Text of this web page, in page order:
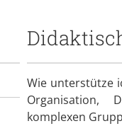
Wie unterstütze
Organisation,
komplexen